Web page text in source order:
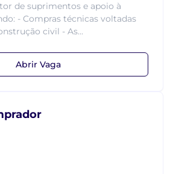
de suprimentos e apoio à
- Compras técnicas voltadas
civil - As...
Abrir Vaga